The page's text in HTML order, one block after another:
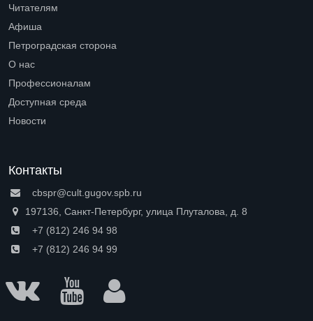
Читателям
Афиша
Петроградская сторона
О нас
Профессионалам
Доступная среда
Новости
Контакты
cbspr@cult.gugov.spb.ru
197136, Санкт-Петербург, улица Плуталова, д. 8
+7 (812) 246 94 98
+7 (812) 246 94 99